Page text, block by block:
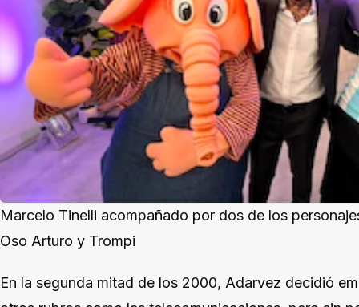
Marcelo Tinelli acompañado por dos de los
Oso Arturo y Trompi
En la segunda mitad de los 2000, Adarvez decidió